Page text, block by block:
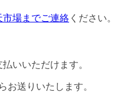
市場までご連絡 ください。
いいただけます。
お送りいたします。